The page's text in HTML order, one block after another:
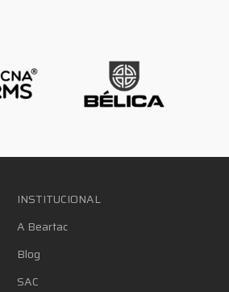
INSTITUCIONAL
A Beartac
Blog
SAC